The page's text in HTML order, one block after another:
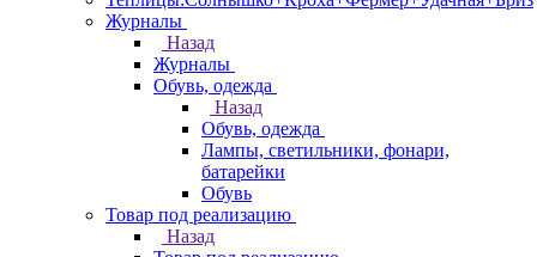
Журналы
Назад
Журналы
Обувь, одежда
Назад
Обувь, одежда
Лампы, светильники, фонари,
батарейки
Обувь
Товар под реализацию
Назад